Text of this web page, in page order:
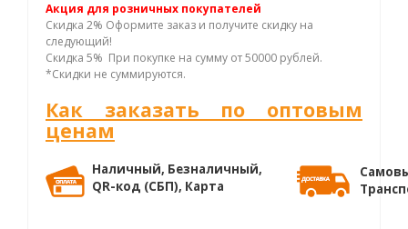
Акция для розничных покупателей
Скидка 2% Оформите заказ и получите скидку на
следующий!
Скидка 5% При покупке на сумму от 50000 рублей.
*Скидки не суммируются.
Как заказать по оптовым
ценам
Наличный, Безналичный,
QR-код (СБП), Карта